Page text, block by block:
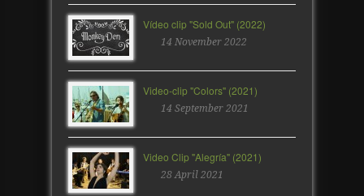
Vídeo clip "Sold Out" (2022)
14 November 2022
Video-clip "Colors" (2021)
14 September 2021
Video Clip "Alegría" (2021)
28 April 2021